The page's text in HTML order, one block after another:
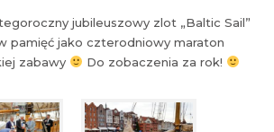
jubileuszowy zlot „Baltic Sail”
pamięć jako czterodniowy maraton
zabawy
Do zobaczenia za rok!